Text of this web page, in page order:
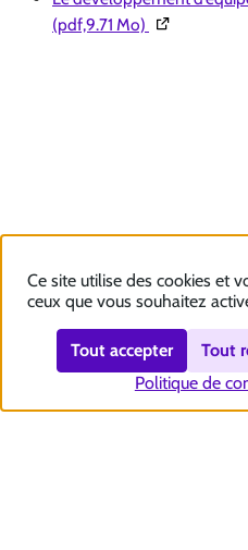
(pdf,9.71 Mo) (Ouverture
Ce site utilise des cookies et
ceux que vous souhaitez
Tout accepter Tout
Politique de